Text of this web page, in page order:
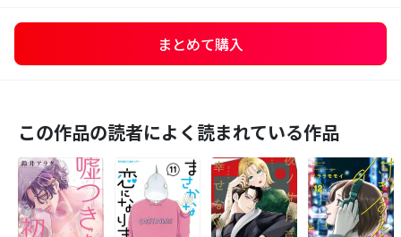
まとめて購入
この作品の読者によく読まれている作品